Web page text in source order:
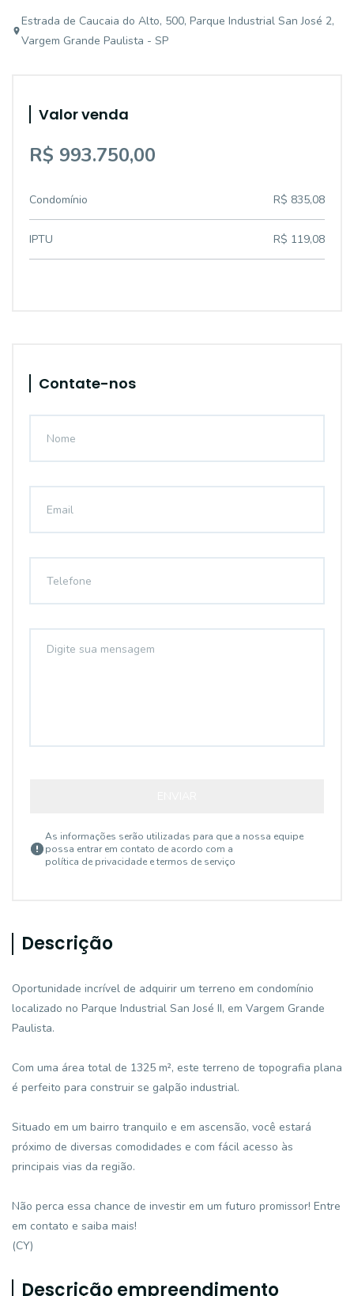
Estrada de Caucaia do Alto, 500, Parque Industrial San José 2,
Vargem Grande Paulista - SP
Valor venda
R$ 993.750,00
Condomínio R$ 835,08
IPTU R$ 119,08
Contate-nos
As informações serão utilizadas para que a nossa equipe
possa entrar em contato de acordo com a
política de privacidade e termos de serviço
Descrição
Oportunidade incrível de adquirir um terreno em condomínio
localizado no Parque Industrial San José II, em Vargem Grande
Paulista.
Com uma área total de 1325 m², este terreno de topografia plana
é perfeito para construir se galpão industrial.
Situado em um bairro tranquilo e em ascensão, você estará
próximo de diversas comodidades e com fácil acesso às
principais vias da região.
Não perca essa chance de investir em um futuro promissor! Entre
em contato e saiba mais!
(CY)
Descrição empreendimento